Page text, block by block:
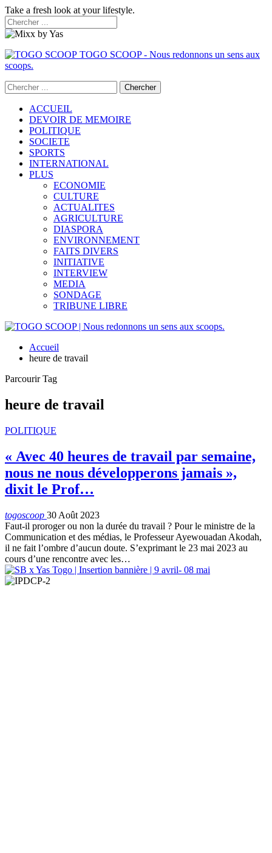
Take a fresh look at your lifestyle.
TOGO SCOOP - Nous redonnons un sens aux
scoops.
ACCUEIL
DEVOIR DE MEMOIRE
POLITIQUE
SOCIETE
SPORTS
INTERNATIONAL
PLUS
ECONOMIE
CULTURE
ACTUALITES
AGRICULTURE
DIASPORA
ENVIRONNEMENT
FAITS DIVERS
INITIATIVE
INTERVIEW
MEDIA
SONDAGE
TRIBUNE LIBRE
Accueil
heure de travail
Parcourir Tag
heure de travail
POLITIQUE
« Avec 40 heures de travail par semaine,
nous ne nous développerons jamais »,
dixit le Prof…
togoscoop 30 Août 2023
Faut-il proroger ou non la durée du travail ? Pour le ministre de la
Communication et des médias, le Professeur Ayewouadan Akodah,
il ne fait l’ombre d’aucun doute. S’exprimant le 23 mai 2023 au
cours d’une rencontre avec les…